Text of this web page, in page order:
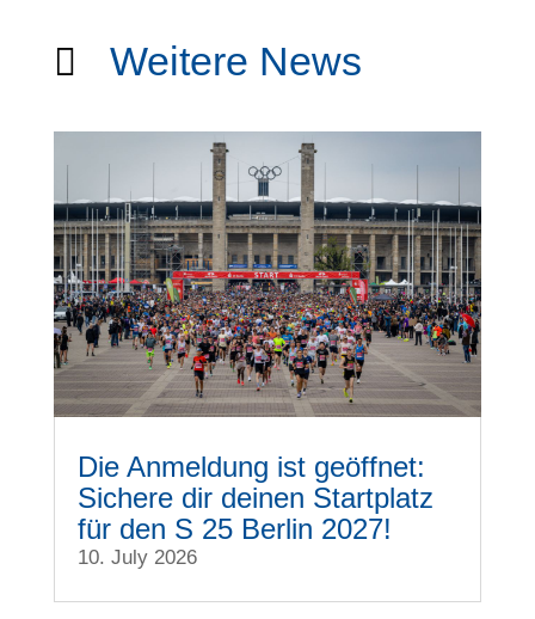
 Weitere News
Die Anmeldung ist geöffnet:
Sichere dir deinen Startplatz
für den S 25 Berlin 2027!
10. July 2026